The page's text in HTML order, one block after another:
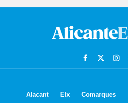
Alacant Elx Comarques